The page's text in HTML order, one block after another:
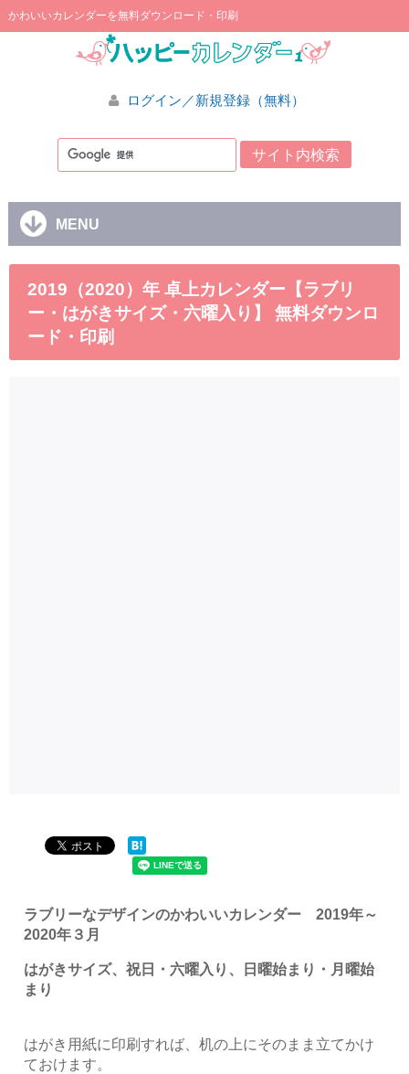
かわいいカレンダーを無料ダウンロード・印刷
ログイン／新規登録（無料）
MENU
2019（2020）年 卓上カレンダー【ラブリ
ー・はがきサイズ・六曜入り】 無料ダウンロ
ード・印刷
ラブリーなデザインのかわいいカレンダー 2019年～
2020年３月
はがきサイズ、祝日・六曜入り、日曜始まり・月曜始
まり
はがき用紙に印刷すれば、机の上にそのまま立てかけ
ておけます。